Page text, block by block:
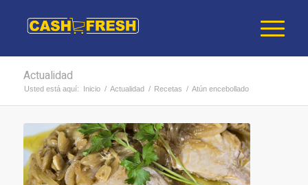
Actualidad
Usted está aquí: Inicio / Actualidad / Recetas / Atún encebollado